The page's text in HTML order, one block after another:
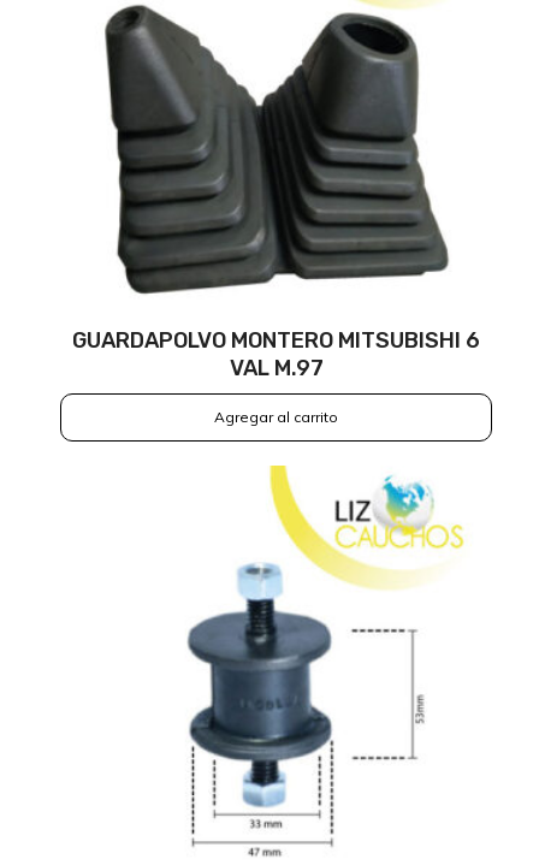
GUARDAPOLVO MONTERO MITSUBISHI 6
VAL M.97
Agregar al carrito